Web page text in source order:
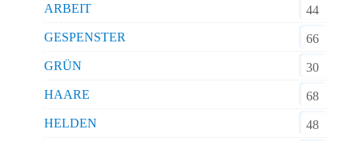
ARBEIT
44
GESPENSTER
66
GRÜN
30
HAARE
68
HELDEN
48